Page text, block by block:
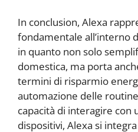
In conclusion, Alexa
fondamentale all’interno
in quanto non solo
domestica, ma porta
termini di risparmio
automazione delle
capacità di interagire con
dispositivi, Alexa si